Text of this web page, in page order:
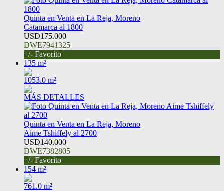
Quinta en Venta en La Reja, Moreno
Catamarca al 1800
USD175.000
DWE7941325
+/- Favorito
135 m²
1053.0 m²
MÁS DETALLES
Quinta en Venta en La Reja, Moreno
Aime Tshiffely al 2700
USD140.000
DWE7382805
+/- Favorito
154 m²
761.0 m²